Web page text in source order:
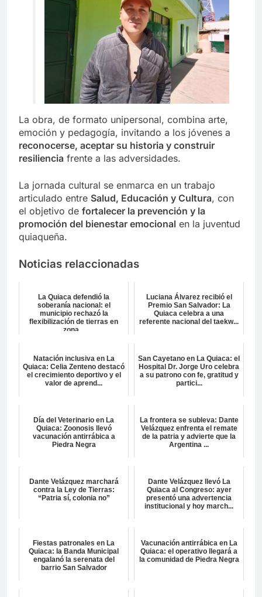
La obra, de formato unipersonal, combina arte,
emoción y pedagogía, invitando a los jóvenes a
reconocerse, aceptar su historia y construir
resiliencia frente a las adversidades.
La jornada cultural se enmarca en un trabajo
articulado entre Salud, Educación y Cultura, con
el objetivo de fortalecer la prevención y la
promoción del bienestar emocional en la juventud
quiaqueña.
Noticias relaccionadas
La Quiaca defendió la
soberanía nacional: el
municipio rechazó la
flexibilización de tierras en
zona...
Luciana Álvarez recibió el
Premio San Salvador: La
Quiaca celebra a una
referente nacional del taekw...
Natación inclusiva en La
Quiaca: Celia Zenteno destacó
el crecimiento deportivo y el
valor de aprend...
San Cayetano en La Quiaca: el
Hospital Dr. Jorge Uro celebra
a su patrono con fe, gratitud y
partici...
Día del Veterinario en La
Quiaca: Zoonosis llevó
vacunación antirrábica a
Piedra Negra
La frontera se subleva: Dante
Velázquez enfrenta el remate
de la patria y advierte que la
Argentina ...
Dante Velázquez marchará
contra la Ley de Tierras:
“Patria sí, colonia no”
Dante Velázquez llevó La
Quiaca al Congreso: ayer
presentó una advertencia
institucional y hoy march...
Fiestas patronales en La
Quiaca: la Banda Municipal
engalanó la serenata del
barrio San Salvador
Vacunación antirrábica en La
Quiaca: el operativo llegará a
la comunidad de Piedra Negra